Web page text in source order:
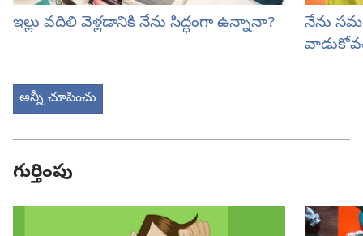
ఇల్లు వదిలి వెళ్లడానికి నేను సిద్ధంగా ఉన్నానా?
నేను
అన్నీ చూపించు
గుర్తింపు